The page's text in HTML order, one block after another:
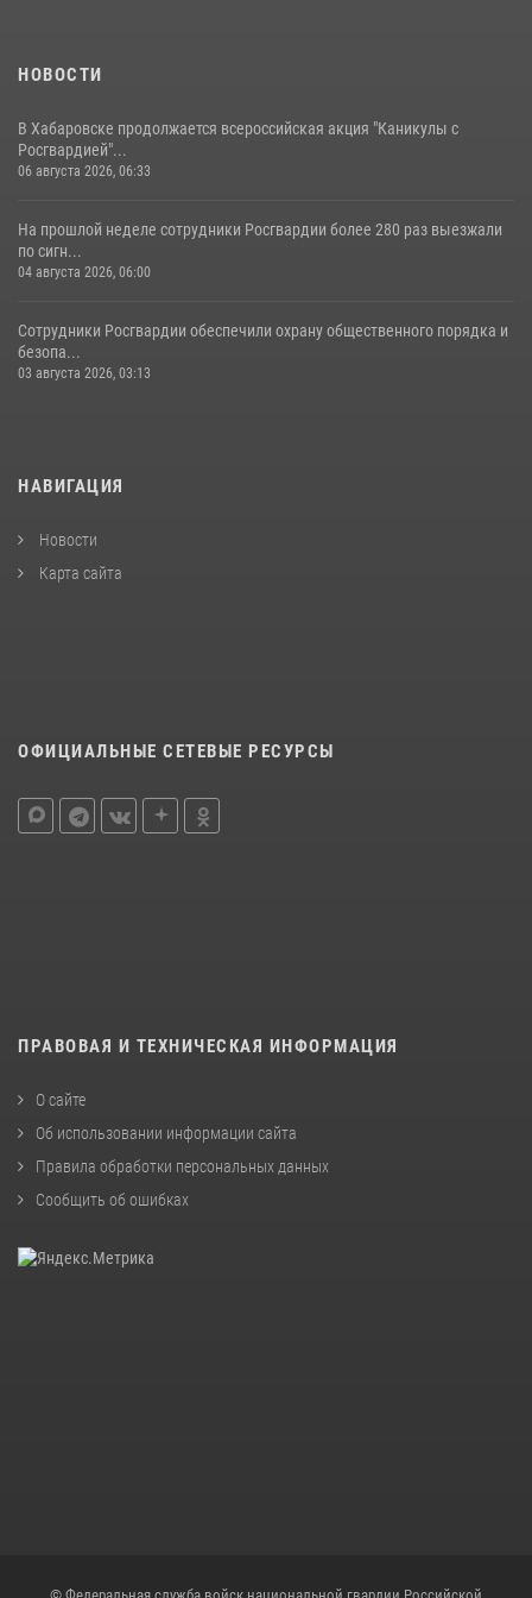
НОВОСТИ
В Хабаровске продолжается всероссийская акция "Каникулы с
Росгвардией"...
06 августа 2026, 06:33
На прошлой неделе сотрудники Росгвардии более 280 раз выезжали
по сигн...
04 августа 2026, 06:00
Сотрудники Росгвардии обеспечили охрану общественного порядка и
безопа...
03 августа 2026, 03:13
НАВИГАЦИЯ
Новости
Карта сайта
ОФИЦИАЛЬНЫЕ СЕТЕВЫЕ РЕСУРСЫ
ПРАВОВАЯ И ТЕХНИЧЕСКАЯ ИНФОРМАЦИЯ
О сайте
Об использовании информации сайта
Правила обработки персональных данных
Сообщить об ошибках